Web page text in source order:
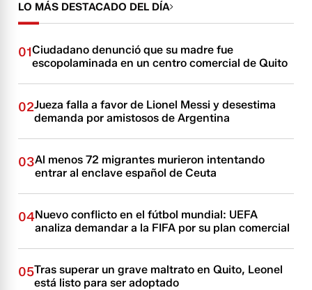
LO MÁS DESTACADO DEL DÍA
01Ciudadano denunció que su madre fue
escopolaminada en un centro comercial de Quito
02Jueza falla a favor de Lionel Messi y desestima
demanda por amistosos de Argentina
03Al menos 72 migrantes murieron intentando
entrar al enclave español de Ceuta
04Nuevo conflicto en el fútbol mundial: UEFA
analiza demandar a la FIFA por su plan comercial
05Tras superar un grave maltrato en Quito, Leonel
está listo para ser adoptado